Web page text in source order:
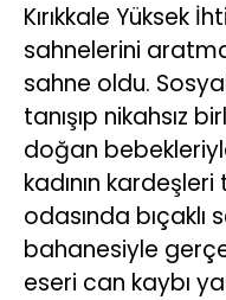
Kırıkkale Yüksek
sahnelerini
sahne oldu.
tanışıp nikahsız
doğan
kadının
odasında bıçaklı
bahanesiyle
eseri can kaybı